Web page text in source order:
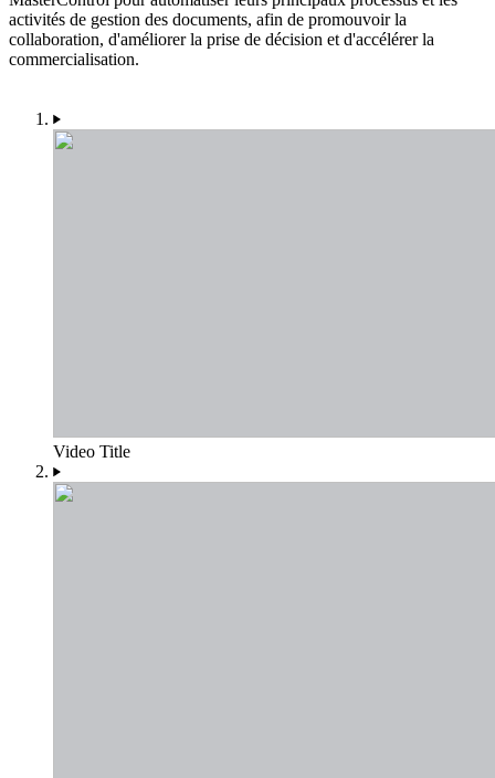
activités de gestion des documents, afin de promouvoir la
collaboration, d'améliorer la prise de décision et d'accélérer la
commercialisation.
Video Title